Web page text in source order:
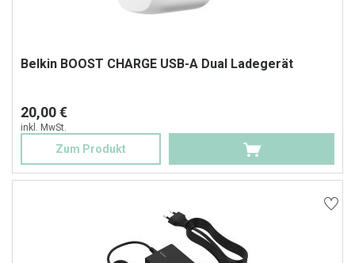
Belkin BOOST CHARGE USB-A Dual Ladegerät
20,00 €
inkl. MwSt.
Zum Produkt